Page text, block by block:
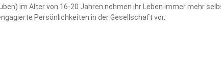
im Alter von 16-20 Jahren nehmen ihr Leben immer mehr
Persönlichkeiten in der Gesellschaft vor.